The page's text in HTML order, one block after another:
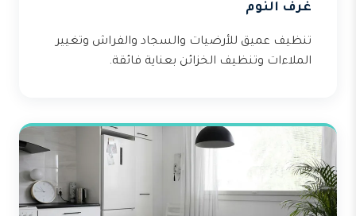
غرف النوم
تنظيف عميق للأرضيات والسجاد والفراش وتغيير
الملاءات وتنظيف الخزائن بعناية فائقة.